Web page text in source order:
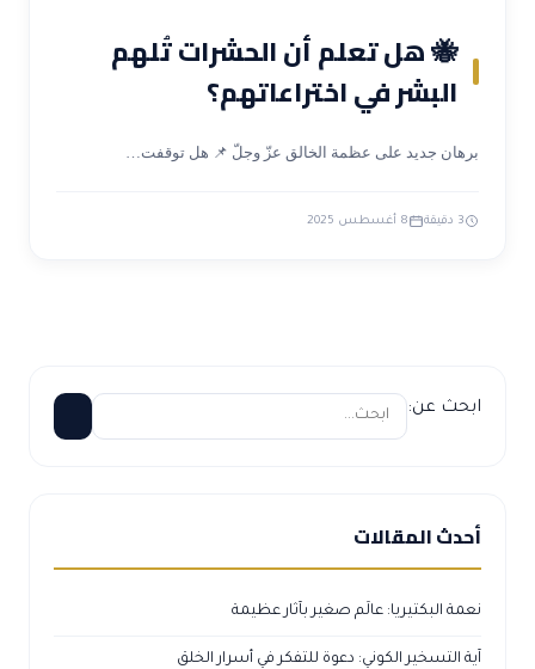
🐝 هل تعلم أن الحشرات تُلهم
البشر في اختراعاتهم؟
برهان جديد على عظمة الخالق عزّ وجلّ 📌 هل توقفت…
3 دقيقة 8 أغسطس 2025
ابحث عن:
أحدث المقالات
نعمة البكتيريا: عالَم صغير بآثار عظيمة
آية التسخير الكوني: دعوة للتفكر في أسرار الخلق